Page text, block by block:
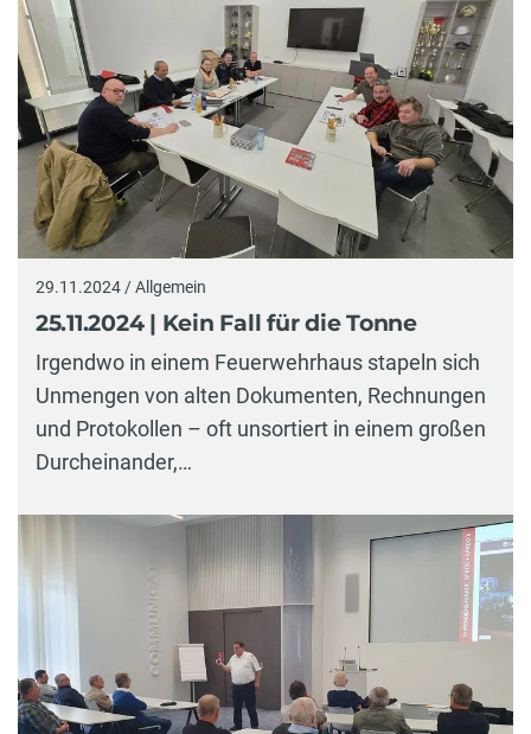
29.11.2024 / Allgemein
25.11.2024 | Kein Fall für die Tonne
Irgendwo in einem Feuerwehrhaus stapeln sich
Unmengen von alten Dokumenten, Rechnungen
und Protokollen – oft unsortiert in einem großen
Durcheinander,…